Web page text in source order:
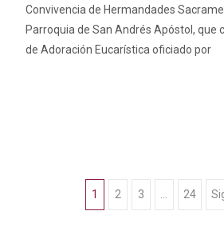
Convivencia de Hermandades
Parroquia de San Andrés Apóstol, que
de Adoración Eucarística oficiado por
1 2 3 24